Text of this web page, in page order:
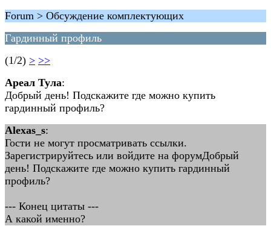
Forum > Обсуждение комплектующих
Гардинный профиль
(1/2) > >>
Ареал Тула:
Добрый день! Подскажите где можно купить
гардинный профиль?
Alexas_s:
Гости не могут просматривать ссылки.
Зарегистрируйтесь или войдите на форумДобрый
день! Подскажите где можно купить гардинный
профиль?
--- Конец цитаты ---
А какой именно?